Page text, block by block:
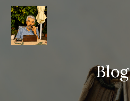
contenido
Blog